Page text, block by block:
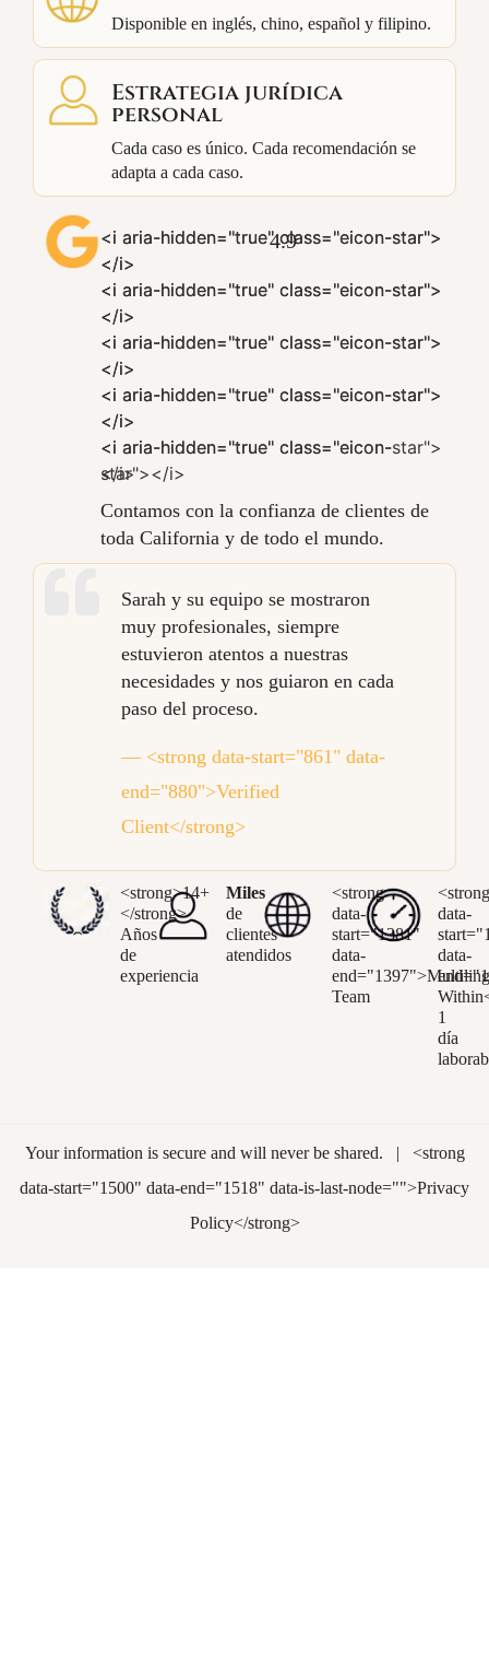
Disponible en inglés, chino, español y filipino.
Estrategia jurídica
personal
Cada caso es único. Cada recomendación se
adapta a cada caso.
<i aria-hidden="true" class="eicon-star">
</i>
<i aria-hidden="true" class="eicon-star">
</i>
<i aria-hidden="true" class="eicon-star">
</i>
<i aria-hidden="true" class="eicon-star">
</i>
<i aria-hidden="true" class="eicon-star">
</i>
<i aria-hidden="true" class="eicon-star">
</i>
<i aria-hidden="true" class="eicon-star">
</i>
<i aria-hidden="true" class="eicon-star">
</i>
<i aria-hidden="true" class="eicon-
star"></i>
<i aria-hidden="true" class="eicon-star">
</i>
Contamos con la confianza de clientes de
toda California y de todo el mundo.
4.9
Sarah y su equipo se mostraron
muy profesionales, siempre
estuvieron atentos a nuestras
necesidades y nos guiaron en cada
paso del proceso.
— <strong data-start="861" data-
end="880">Verified
Client</strong>
<strong>14+
</strong>
Años
de
experiencia
Miles
de
clientes
atendidos
<strong
data-
start="1381"
data-
Team
<strong
data-
data-
1
día
Your information is secure and will never be shared. | <strong
data-start="1500" data-end="1518" data-is-last-node="">Privacy
Policy</strong>